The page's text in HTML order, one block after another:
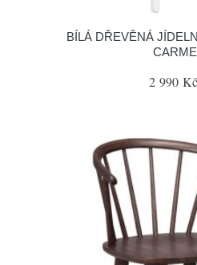
BÍLÁ DŘEVĚNÁ
2 990 Kč